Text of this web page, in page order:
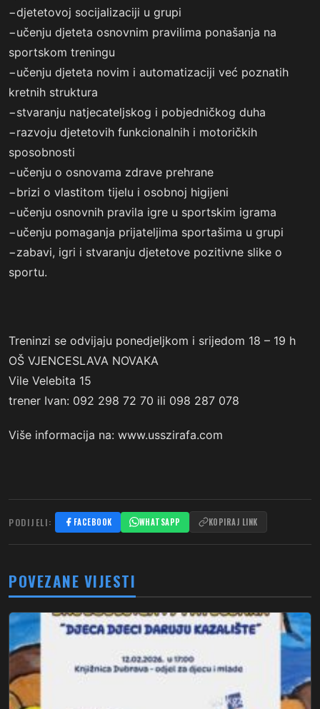
−djetetovoj socijalizaciji u grupi
−učenju djeteta osnovnim pravilima ponašanja na
sportskom treningu
−učenju djeteta novim i automatizaciji već poznatih
kretnih struktura
−stvaranju natjecateljskog i pobjedničkog duha
−razvoju djetetovih funkcionalnih i motoričkih
sposobnosti
−učenju o osnovama zdrave prehrane
−brizi o vlastitom tijelu i osobnoj higijeni
−učenju osnovnih pravila igre u sportskim igrama
−učenju pomaganja prijateljima sportašima u grupi
−zabavi, igri i stvaranju djetetove pozitivne slike o
sportu.
Treninzi se odvijaju ponedjeljkom i srijedom 18 – 19 h
OŠ VJENCESLAVA NOVAKA
Vile Velebita 15
trener Ivan: 092 298 72 70 ili 098 287 078
Više informacija na: www.usszirafa.com
PODIJELI: FACEBOOK WHATSAPP KOPIRAJ LINK
POVEZANE VIJESTI